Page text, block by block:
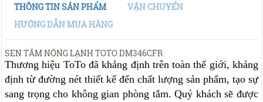
THÔNG TIN SẢN PHẨM
VẬN CHUYỂN
HƯỚNG DẪN MUA HÀNG
SEN TẮM NÓNG LẠNH TOTO DM346CFR
Thương hiệu ToTo đã khảng định trên toàn thế giới, khảng
định từ đường nét thiết kế đến chất lượng sản phẩm, tạo sự
sang trọng cho không gian phòng tắm. Quý khách sẽ được